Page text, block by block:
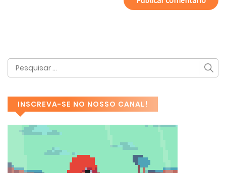
INSCREVA-SE NO NOSSO CANAL!